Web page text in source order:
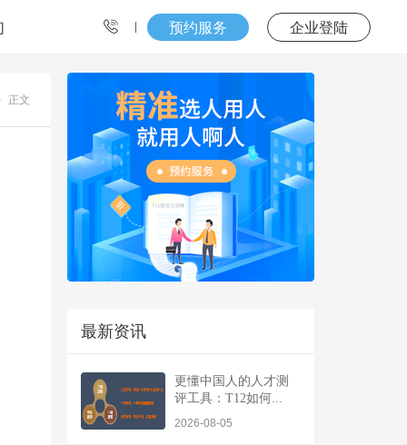
预约服务 企业登陆
正文
最新资讯
更懂中国人的人才测
评工具：T12如何...
2026-08-05